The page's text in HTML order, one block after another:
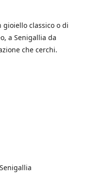
classico o di
a Senigallia da
che cerchi.